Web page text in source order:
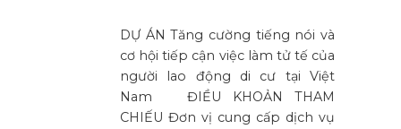
DỰ ÁN Tăng cường tiếng nói và
cơ hội tiếp cận việc làm tử tế của
người lao động di cư tại Việt
Nam ĐIỀU KHOẢN THAM
CHIẾU Đơn vị cung cấp dịch vụ